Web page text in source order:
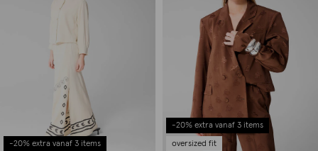
-20% extra vanaf 3 items
-20% extra vanaf 3 items
oversized fit